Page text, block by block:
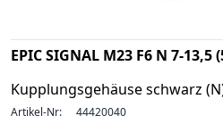
EPIC SIGNAL M23 F6 N 7-13,5
Kupplungsgehäuse schwarz
Artikel-Nr: 44420040